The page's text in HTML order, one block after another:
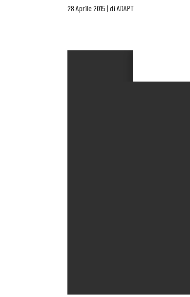
28 Aprile 2015 | di ADAPT